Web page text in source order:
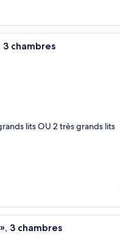
Un salon moderne
3 chambres
lits OU 2 très grands lits
Une salle de bain
3 chambres